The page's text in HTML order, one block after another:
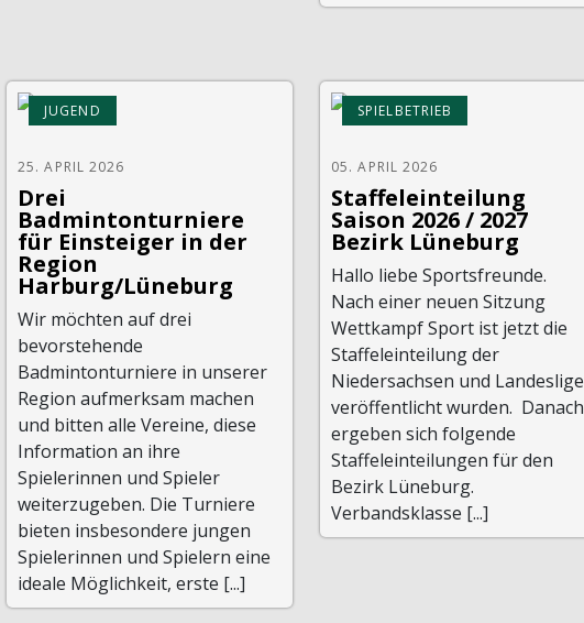
JUGEND
25. APRIL 2026
Drei
Badmintonturniere
für Einsteiger in der
Region
Harburg/Lüneburg
Wir möchten auf drei
bevorstehende
Badmintonturniere in unserer
Region aufmerksam machen
und bitten alle Vereine, diese
Information an ihre
Spielerinnen und Spieler
weiterzugeben. Die Turniere
bieten insbesondere jungen
Spielerinnen und Spielern eine
ideale Möglichkeit, erste [...]
SPIELBETRIEB
05. APRIL 2026
Staffeleinteilung
Saison 2026 / 2027
Bezirk Lüneburg
Hallo liebe Sportsfreunde.
Nach einer neuen Sitzung
Wettkampf Sport ist jetzt die
Staffeleinteilung der
Niedersachsen und
veröffentlicht wurden. Danach
ergeben sich folgende
Staffeleinteilungen für den
Bezirk Lüneburg.
Verbandsklasse [...]